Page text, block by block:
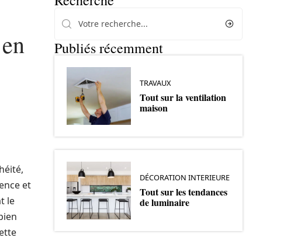
et
le
Publiés récemment
TRAVAUX
Tout sur la ventilation
maison
DÉCORATION INTERIEURE
Tout sur les tendances
de luminaire